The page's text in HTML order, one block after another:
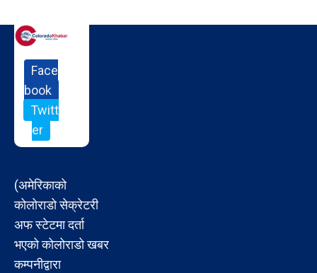
Face
book
Twitt
er
(अमेरिकाको
कोलोराडो सेक्रेटरी
अफ स्टेटमा दर्ता
भएको कोलोराडो खबर
कम्पनीद्वारा